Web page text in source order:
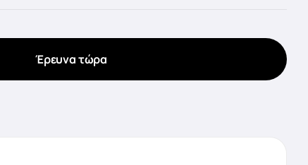
Έρευνα τώρα